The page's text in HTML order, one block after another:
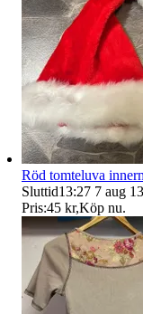
Röd tomteluva
Sluttid13:27 7 aug
Pris:45 kr,Köp nu.